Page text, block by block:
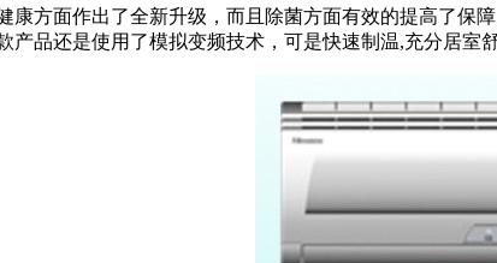
方面作出了全新升级，而且除菌方面有效的提高了保
产品还是使用了模拟变频技术，可是快速制温,充分居室